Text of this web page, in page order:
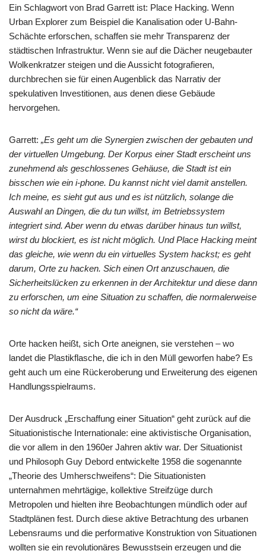
Ein Schlagwort von Brad Garrett ist: Place Hacking. Wenn
Urban Explorer zum Beispiel die Kanalisation oder U-Bahn-
Schächte erforschen, schaffen sie mehr Transparenz der
städtischen Infrastruktur. Wenn sie auf die Dächer neugebauter
Wolkenkratzer steigen und die Aussicht fotografieren,
durchbrechen sie für einen Augenblick das Narrativ der
spekulativen Investitionen, aus denen diese Gebäude
hervorgehen.
Garrett: „Es geht um die Synergien zwischen der gebauten und
der virtuellen Umgebung. Der Korpus einer Stadt erscheint uns
zunehmend als geschlossenes Gehäuse, die Stadt ist ein
bisschen wie ein i-phone. Du kannst nicht viel damit anstellen.
Ich meine, es sieht gut aus und es ist nützlich, solange die
Auswahl an Dingen, die du tun willst, im Betriebssystem
integriert sind. Aber wenn du etwas darüber hinaus tun willst,
wirst du blockiert, es ist nicht möglich. Und Place Hacking meint
das gleiche, wie wenn du ein virtuelles System hackst; es geht
darum, Orte zu hacken. Sich einen Ort anzuschauen, die
Sicherheitslücken zu erkennen in der Architektur und diese dann
zu erforschen, um eine Situation zu schaffen, die normalerweise
so nicht da wäre.“
Orte hacken heißt, sich Orte aneignen, sie verstehen – wo
landet die Plastikflasche, die ich in den Müll geworfen habe? Es
geht auch um eine Rückeroberung und Erweiterung des eigenen
Handlungsspielraums.
Der Ausdruck „Erschaffung einer Situation“ geht zurück auf die
Situationistische Internationale: eine aktivistische Organisation,
die vor allem in den 1960er Jahren aktiv war. Der Situationist
und Philosoph Guy Debord entwickelte 1958 die sogenannte
„Theorie des Umherschweifens“: Die Situationisten
unternahmen mehrtägige, kollektive Streifzüge durch
Metropolen und hielten ihre Beobachtungen mündlich oder auf
Stadtplänen fest. Durch diese aktive Betrachtung des urbanen
Lebensraums und die performative Konstruktion von Situationen
wollten sie ein revolutionäres Bewusstsein erzeugen und die